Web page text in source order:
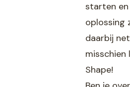
starten en
oplossing
daarbij
Shape!